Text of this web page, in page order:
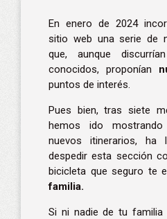
En enero de 2024
sitio web una serie de
que, aunque
conocidos, proponían
puntos de interés.
Pues bien, tras siete
hemos ido
nuevos itinerarios,
ha
despedir esta sección
bicicleta que seguro te
familia.
Si ni nadie de tu familia